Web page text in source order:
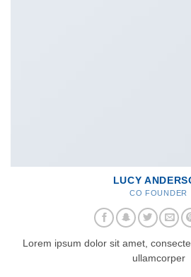
LUCY
CO FOUNDER
Lorem ipsum dolor sit amet,
ullamcorper